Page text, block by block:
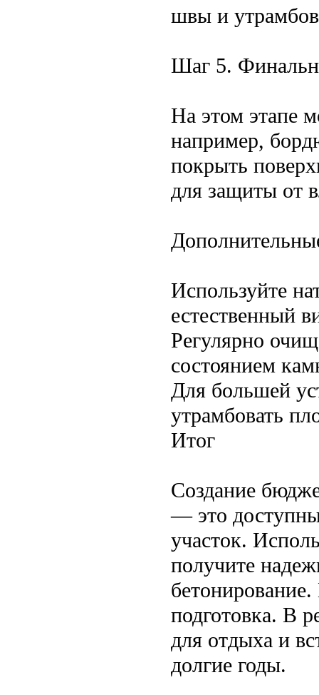
швы и
Шаг 5.
На этом этапе
например,
покрыть
для защиты от
Используйте
естественный
Регулярно
состоянием
Для большей
утрамбовать
Итог
Создание
— это
участок.
получите
подготовка. В
для отдыха и
долгие годы.